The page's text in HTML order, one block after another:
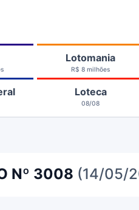
Lotomania
R$ 8 milhões
Loteca
08/08
Nº 3008 (14/05/